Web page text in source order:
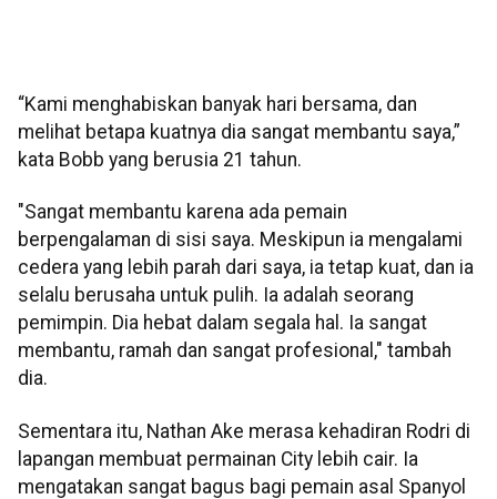
“Kami menghabiskan banyak hari bersama, dan
melihat betapa kuatnya dia sangat membantu saya,”
kata Bobb yang berusia 21 tahun.
"Sangat membantu karena ada pemain
berpengalaman di sisi saya. Meskipun ia mengalami
cedera yang lebih parah dari saya, ia tetap kuat, dan ia
selalu berusaha untuk pulih. Ia adalah seorang
pemimpin. Dia hebat dalam segala hal. Ia sangat
membantu, ramah dan sangat profesional," tambah
dia.
Sementara itu, Nathan Ake merasa kehadiran Rodri di
lapangan membuat permainan City lebih cair. Ia
mengatakan sangat bagus bagi pemain asal Spanyol